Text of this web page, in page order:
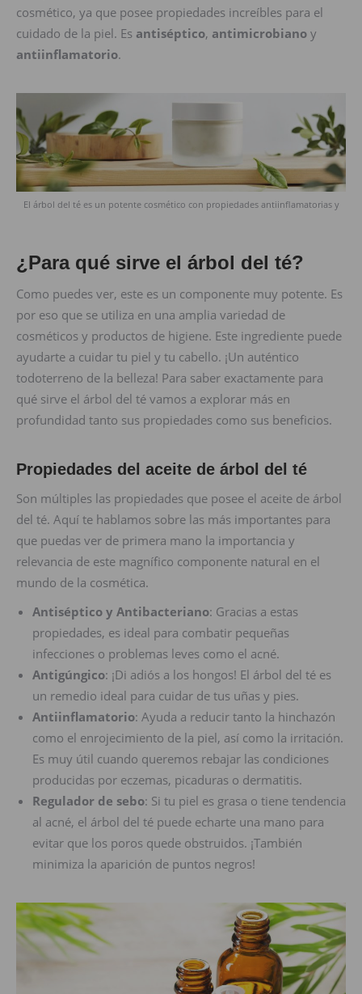
cosmético, ya que posee propiedades increíbles para el
cuidado de la piel. Es antiséptico, antimicrobiano y
antiinflamatorio.
El árbol del té es un potente cosmético con propiedades antiinflamatorias y
¿Para qué sirve el árbol del té?
Como puedes ver, este es un componente muy potente. Es
por eso que se utiliza en una amplia variedad de
cosméticos y productos de higiene. Este ingrediente puede
ayudarte a cuidar tu piel y tu cabello. ¡Un auténtico
todoterreno de la belleza! Para saber exactamente para
qué sirve el árbol del té vamos a explorar más en
profundidad tanto sus propiedades como sus beneficios.
Propiedades del aceite de árbol del té
Son múltiples las propiedades que posee el aceite de árbol
del té. Aquí te hablamos sobre las más importantes para
que puedas ver de primera mano la importancia y
relevancia de este magnífico componente natural en el
mundo de la cosmética.
Antiséptico y Antibacteriano: Gracias a estas
propiedades, es ideal para combatir pequeñas
infecciones o problemas leves como el acné.
Antigúngico: ¡Di adiós a los hongos! El árbol del té es
un remedio ideal para cuidar de tus uñas y pies.
Antiinflamatorio: Ayuda a reducir tanto la hinchazón
como el enrojecimiento de la piel, así como la irritación.
Es muy útil cuando queremos rebajar las condiciones
producidas por eczemas, picaduras o dermatitis.
Regulador de sebo: Si tu piel es grasa o tiene tendencia
al acné, el árbol del té puede echarte una mano para
evitar que los poros quede obstruidos. ¡También
minimiza la aparición de puntos negros!